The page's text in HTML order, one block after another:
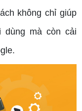
không chỉ giúp
dùng mà còn cải